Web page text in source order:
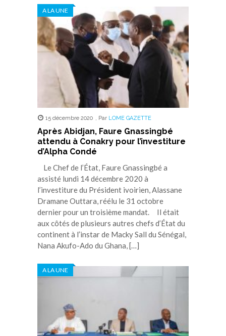
A LA UNE
15 décembre 2020 , Par LOME GAZETTE
Après Abidjan, Faure Gnassingbé
attendu à Conakry pour l’investiture
d’Alpha Condé
Le Chef de l’État, Faure Gnassingbé a
assisté lundi 14 décembre 2020 à
l’investiture du Président ivoirien, Alassane
Dramane Outtara, réélu le 31 octobre
dernier pour un troisième mandat. Il était
aux côtés de plusieurs autres chefs d’État du
continent à l’instar de Macky Sall du Sénégal,
Nana Akufo-Ado du Ghana, […]
A LA UNE